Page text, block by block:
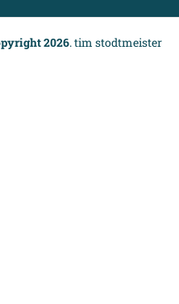
2026. tim stodtmeister